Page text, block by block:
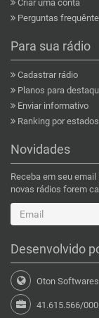
Criar uma conta
Perguntas
Para sua rádio
Cadastrar rádio
Planos para
Enviar informativo
Ranking por estados
Novidades
Receba em seu
novas rádios forem
Desenvolvido
Oton Softwares
41.615.566/